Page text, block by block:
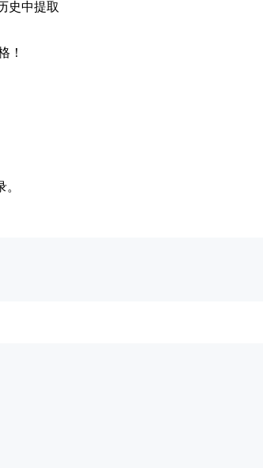
史中提取
！